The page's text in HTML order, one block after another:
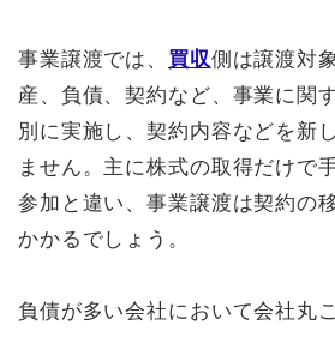
事業譲渡では、 買収側は譲渡対
産、負債、契約など、事業に関
別に実施し、契約内容などを新
ません。主に株式の取得だけで
参加と違い、事業譲渡は契約の
かかるでしょう。
負債が多い会社において会社丸